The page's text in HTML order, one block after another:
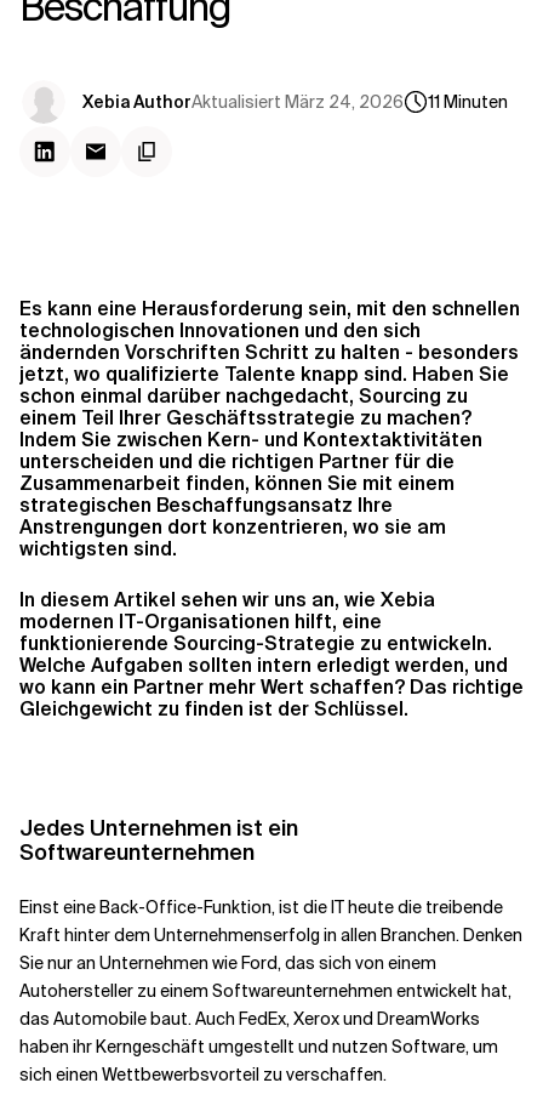
Verwandte Themen
Xebia AuthorAktualisiert März 24, 2026 11Minuten
Es kann eine Herausforderung sein, mit den schnellen
technologischen Innovationen und den sich
ändernden Vorschriften Schritt zu halten - besonders
jetzt, wo qualifizierte Talente knapp sind. Haben Sie
schon einmal darüber nachgedacht, Sourcing zu
einem Teil Ihrer Geschäftsstrategie zu machen?
Indem Sie zwischen Kern- und Kontextaktivitäten
unterscheiden und die richtigen Partner für die
Zusammenarbeit finden, können Sie mit einem
strategischen Beschaffungsansatz Ihre
Anstrengungen dort konzentrieren, wo sie am
wichtigsten sind.
In diesem Artikel sehen wir uns an, wie Xebia
modernen IT-Organisationen hilft, eine
funktionierende Sourcing-Strategie zu entwickeln.
Welche Aufgaben sollten intern erledigt werden, und
wo kann ein Partner mehr Wert schaffen? Das richtige
Gleichgewicht zu finden ist der Schlüssel.
Jedes Unternehmen ist ein
Softwareunternehmen
Einst eine Back-Office-Funktion, ist die IT heute die treibende
Kraft hinter dem Unternehmenserfolg in allen Branchen. Denken
Sie nur an Unternehmen wie Ford, das sich von einem
Autohersteller zu einem Softwareunternehmen entwickelt hat,
das Automobile baut. Auch FedEx, Xerox und DreamWorks
haben ihr Kerngeschäft umgestellt und nutzen Software, um
sich einen Wettbewerbsvorteil zu verschaffen.